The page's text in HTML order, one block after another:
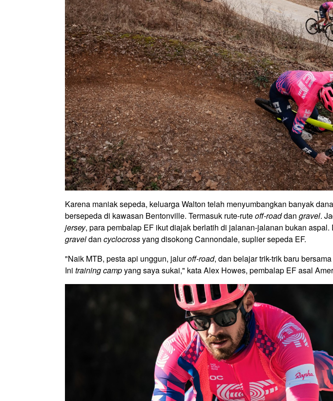
Karena maniak sepeda, keluarga Walton telah menyumbangkan banyak
bersepeda di kawasan Bentonville. Termasuk rute-ruteoff-roaddan gravel.
jersey, para pembalap EF ikut diajak berlatih di jalanan-jalanan bukan
graveldan cyclocrossyang disokong Cannondale, suplier sepeda EF.
"Naik MTB, pesta api unggun, jaluroff-road, dan belajar trik-trik baru
Ini training campyang saya sukai," kata Alex Howes, pembalap EF asal